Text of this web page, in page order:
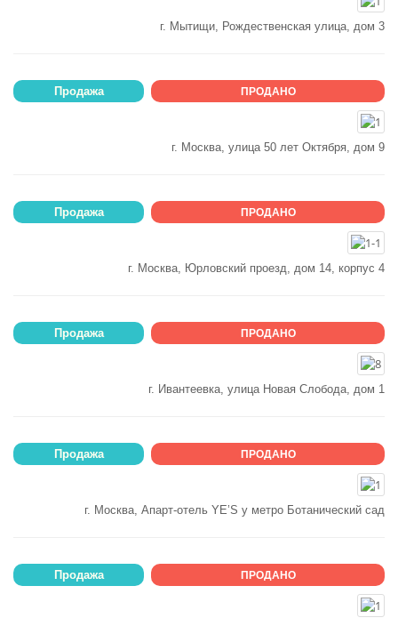
г. Мытищи, Рождественская улица, дом 3
Продажа ПРОДАНО
г. Москва, улица 50 лет Октября, дом 9
Продажа ПРОДАНО
г. Москва, Юрловский проезд, дом 14, корпус 4
Продажа ПРОДАНО
г. Ивантеевка, улица Новая Слобода, дом 1
Продажа ПРОДАНО
г. Москва, Апарт-отель YE’S у метро Ботанический сад
Продажа ПРОДАНО